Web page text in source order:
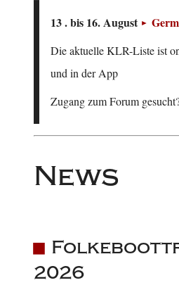
13 . bis 16. August
Die aktuelle KLR-Liste ist
und in der App
Zugang zum Forum
News
2026